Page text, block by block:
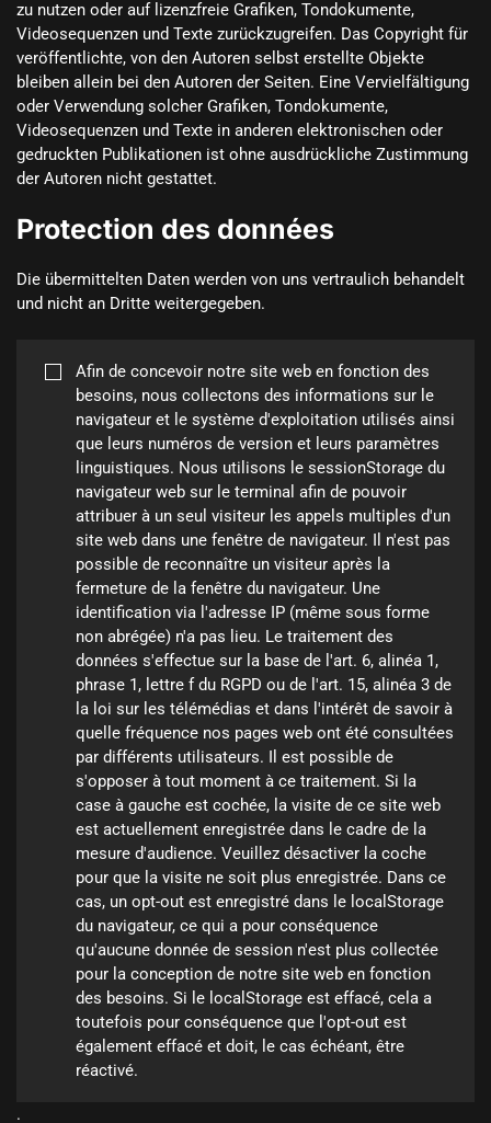
zu nutzen oder auf lizenzfreie Grafiken, Tondokumente,
Videosequenzen und Texte zurückzugreifen. Das Copyright für
veröffentlichte, von den Autoren selbst erstellte Objekte
bleiben allein bei den Autoren der Seiten. Eine Vervielfältigung
oder Verwendung solcher Grafiken, Tondokumente,
Videosequenzen und Texte in anderen elektronischen oder
gedruckten Publikationen ist ohne ausdrückliche Zustimmung
der Autoren nicht gestattet.
Protection des données
Die übermittelten Daten werden von uns vertraulich behandelt
und nicht an Dritte weitergegeben.
Afin de concevoir notre site web en fonction des
besoins, nous collectons des informations sur le
navigateur et le système d'exploitation utilisés ainsi
que leurs numéros de version et leurs paramètres
linguistiques. Nous utilisons le sessionStorage du
navigateur web sur le terminal afin de pouvoir
attribuer à un seul visiteur les appels multiples d'un
site web dans une fenêtre de navigateur. Il n'est pas
possible de reconnaître un visiteur après la
fermeture de la fenêtre du navigateur. Une
identification via l'adresse IP (même sous forme
non abrégée) n'a pas lieu. Le traitement des
données s'effectue sur la base de l'art. 6, alinéa 1,
phrase 1, lettre f du RGPD ou de l'art. 15, alinéa 3 de
la loi sur les télémédias et dans l'intérêt de savoir à
quelle fréquence nos pages web ont été consultées
par différents utilisateurs. Il est possible de
s'opposer à tout moment à ce traitement. Si la
case à gauche est cochée, la visite de ce site web
est actuellement enregistrée dans le cadre de la
mesure d'audience. Veuillez désactiver la coche
pour que la visite ne soit plus enregistrée. Dans ce
cas, un opt-out est enregistré dans le localStorage
du navigateur, ce qui a pour conséquence
qu'aucune donnée de session n'est plus collectée
pour la conception de notre site web en fonction
des besoins. Si le localStorage est effacé, cela a
toutefois pour conséquence que l'opt-out est
également effacé et doit, le cas échéant, être
réactivé.
.